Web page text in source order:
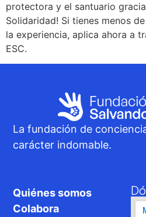
protectora y el santuario
Solidaridad! Si tienes menos
la experiencia, aplica ahora a
ESC.
La fundación de
carácter indomable.
Quiénes somos
Colabora